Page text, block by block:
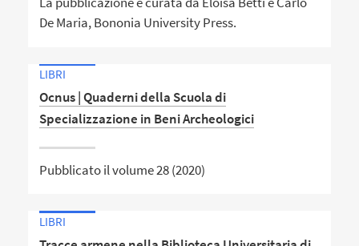
De Maria, Bononia University Press.
LIBRI
Ocnus | Quaderni della Scuola di
Specializzazione in Beni Archeologici
Pubblicato il volume 28 (2020)
LIBRI